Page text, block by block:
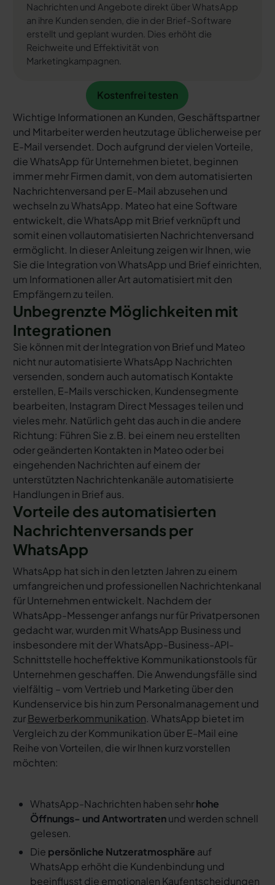
Nachrichten und Angebote direkt über WhatsApp
an ihre Kunden senden, die in der Brief-Software
erstellt und geplant wurden. Dies erhöht die
Reichweite und Effektivität von
Marketingkampagnen.
Kostenfrei testen
Kostenfrei testen
Wichtige Informationen an Kunden, Geschäftspartner
und Mitarbeiter werden heutzutage üblicherweise per
E-Mail versendet. Doch aufgrund der vielen Vorteile,
die WhatsApp für Unternehmen bietet, beginnen
immer mehr Firmen damit, von dem automatisierten
Nachrichtenversand per E-Mail abzusehen und
wechseln zu WhatsApp. Mateo hat eine Software
entwickelt, die WhatsApp mit Brief verknüpft und
somit einen vollautomatisierten Nachrichtenversand
ermöglicht. In dieser Anleitung zeigen wir Ihnen, wie
Sie die Integration von WhatsApp und Brief einrichten,
um Informationen aller Art automatisiert mit den
Empfängern zu teilen.
Unbegrenzte Möglichkeiten mit
Integrationen
Sie können mit der Integration von Brief und Mateo
nicht nur automatisierte WhatsApp Nachrichten
versenden, sondern auch automatisch Kontakte
erstellen, E-Mails verschicken, Kundensegmente
bearbeiten, Instagram Direct Messages teilen und
vieles mehr. Natürlich geht das auch in die andere
Richtung: Führen Sie z.B. bei einem neu erstellten
oder geänderten Kontakten in Mateo oder bei
eingehenden Nachrichten auf einem der
unterstützten Nachrichtenkanäle automatisierte
Handlungen in Brief aus.
Vorteile des automatisierten
Nachrichtenversands per
WhatsApp
WhatsApp hat sich in den letzten Jahren zu einem
umfangreichen und professionellen Nachrichtenkanal
für Unternehmen entwickelt. Nachdem der
WhatsApp-Messenger anfangs nur für Privatpersonen
gedacht war, wurden mit WhatsApp Business und
insbesondere mit der WhatsApp-Business-API-
Schnittstelle hocheffektive Kommunikationstools für
Unternehmen geschaffen. Die Anwendungsfälle sind
vielfältig – vom Vertrieb und Marketing über den
Kundenservice bis hin zum Personalmanagement und
zurBewerberkommunikation. WhatsApp bietet im
Vergleich zu der Kommunikation über E-Mail eine
Reihe von Vorteilen, die wir Ihnen kurz vorstellen
möchten:
WhatsApp-Nachrichten haben sehrhohe
Öffnungs- und Antwortratenund werden schnell
gelesen.
Die persönliche Nutzeratmosphäre auf
WhatsApp erhöht die Kundenbindung und
beeinflusst die emotionalen Kaufentscheidungen